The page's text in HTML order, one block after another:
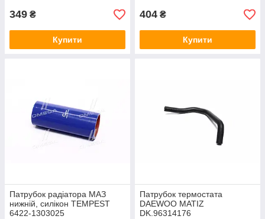
349 ₴
Купити
404 ₴
Купити
Патрубок радіатора МАЗ
нижній, силікон TEMPEST
6422-1303025
Патрубок термостата
DAEWOO MATIZ
DK.96314176